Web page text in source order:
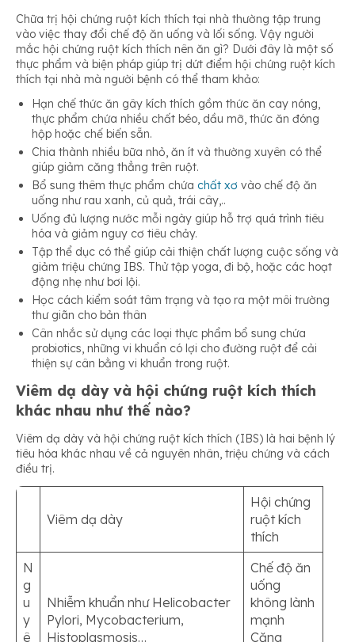
Chữa trị hội chứng ruột kích thích tại nhà thường tập trung
vào việc thay đổi chế độ ăn uống và lối sống. Vậy người
mắc hội chứng ruột kích thích nên ăn gì? Dưới đây là một số
thực phẩm và biện pháp giúp trị dứt điểm hội chứng ruột kích
thích tại nhà mà người bệnh có thể tham khảo:
Hạn chế thức ăn gây kích thích gồm thức ăn cay nóng,
thực phẩm chứa nhiều chất béo, dầu mỡ, thức ăn đóng
hộp hoặc chế biến sẵn.
Chia thành nhiều bữa nhỏ, ăn ít và thường xuyên có thể
giúp giảm căng thẳng trên ruột.
Bổ sung thêm thực phẩm chứa chất xơ vào chế độ ăn
uống như rau xanh, củ quả, trái cây,..
Uống đủ lượng nước mỗi ngày giúp hỗ trợ quá trình tiêu
hóa và giảm nguy cơ tiêu chảy.
Tập thể dục có thể giúp cải thiện chất lượng cuộc sống và
giảm triệu chứng IBS. Thử tập yoga, đi bộ, hoặc các hoạt
động nhẹ như bơi lội.
Học cách kiểm soát tâm trạng và tạo ra một môi trường
thư giãn cho bản thân
Cân nhắc sử dụng các loại thực phẩm bổ sung chứa
probiotics, những vi khuẩn có lợi cho đường ruột để cải
thiện sự cân bằng vi khuẩn trong ruột.
Viêm dạ dày và hội chứng ruột kích thích
khác nhau như thế nào?
Viêm dạ dày và hội chứng ruột kích thích (IBS) là hai bệnh lý
tiêu hóa khác nhau về cả nguyên nhân, triệu chứng và cách
điều trị.
Viêm dạ dày
Hội chứng
ruột kích
thích
N
g
u
y
ê
Nhiễm khuẩn như Helicobacter
Pylori, Mycobacterium,
Histoplasmosis…
Chế độ ăn
uống
không lành
mạnh
Căng